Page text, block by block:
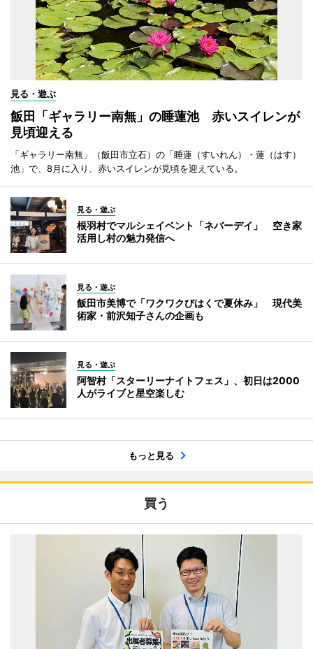
見る・遊ぶ
飯田「ギャラリー南無」の睡蓮池 赤いスイレンが
見頃迎える
「ギャラリー南無」（飯田市立石）の「睡蓮（すいれん）・蓮（はす）
池」で、8月に入り、赤いスイレンが見頃を迎えている。
見る・遊ぶ
根羽村でマルシェイベント「ネバーデイ」 空き家
活用し村の魅力発信へ
見る・遊ぶ
飯田市美博で「ワクワクびはくで夏休み」 現代美
術家・前沢知子さんの企画も
見る・遊ぶ
阿智村「スターリーナイトフェス」、初日は2000
人がライブと星空楽しむ
もっと見る
買う